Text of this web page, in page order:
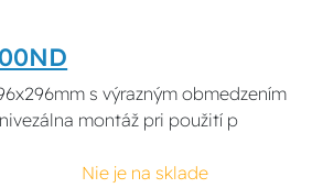
s výrazným obmedzením
montáž pri použití p
Nie je na sklade